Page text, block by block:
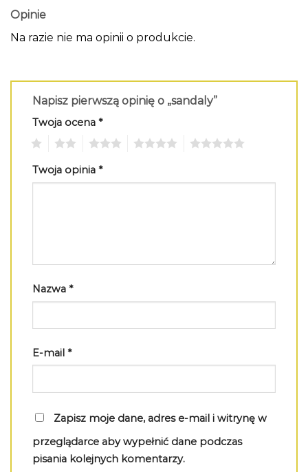
Opinie
Na razie nie ma opinii o produkcie.
Napisz pierwszą opinię o „sandaly”
Twoja ocena *
Twoja opinia *
Nazwa *
E-mail *
Zapisz moje dane, adres e-mail i witrynę w
przeglądarce aby wypełnić dane podczas
pisania kolejnych komentarzy.